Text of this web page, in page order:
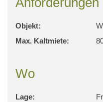
Objekt:
Max. Kaltmiete:
Wo
Lage: